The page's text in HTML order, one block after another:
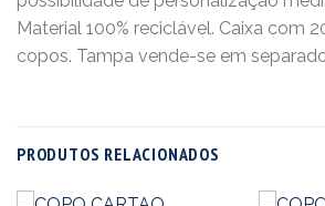
Material 100% reciclável. Caixa com
copos. Tampa vende-se em
PRODUTOS RELACIONADOS